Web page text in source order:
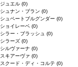
ジュエル (0)
シュナン・ブラン (0)
シュペートブルグンダー (0)
ショイレーベ (0)
シラー・ブラッシュ (0)
シラーズ (0)
シルヴァーナ (0)
スキアーヴァ (0)
スクード・ディ・コルテ (0)